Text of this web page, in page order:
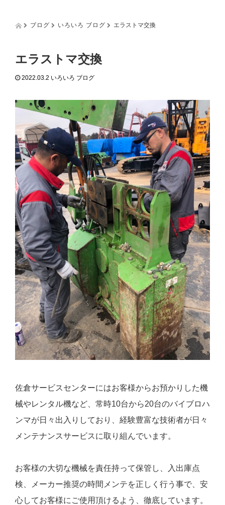
t
i
o
n
ブログ いろいろ ブログ エラストマ交換
エラストマ交換
2022.03.2 いろいろ ブログ
佐倉サービスセンターにはお客様からお預かりした機
械やレンタル機など、常時10台から20台のバイブロハ
ンマが日々出入りしており、経験豊富な技術者が日々
メンテナンスサービスに取り組んでいます。
お客様の大切な機械を責任持って保管し、入出庫点
検、メーカー推奨の時間メンテを正しく行う事で、安
心してお客様にご使用頂けるよう、徹底しています。